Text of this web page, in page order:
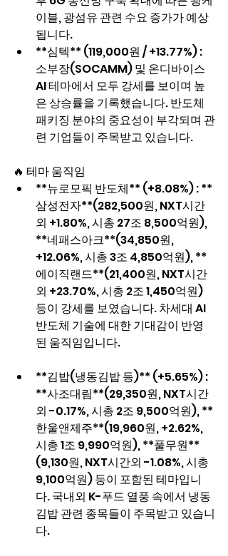
이블, 광섬유 관련 수요 증가가 예상
됩니다.
**심텍** (119,000원 / +13.77%) :
소부장(SOCAMM) 및 온디바이스
AI 테마에서 모두 강세를 보이며 높
은 상승률을 기록했습니다. 반도체
패키징 분야의 중요성이 부각되며 관
련 기업들이 주목받고 있습니다.
🔥 테마 움직임
**뉴로모픽 반도체** (+8.08%) : **
삼성전자**(282,500원, NXT시간
외 +1.80%, 시총 27조 8,500억원),
**네패스아크**(34,850원,
+12.06%, 시총 3조 4,850억원), **
에이직랜드**(21,400원, NXT시간
외 +23.70%, 시총 2조 1,450억원)
등이 강세를 보였습니다. 차세대 AI
반도체 기술에 대한 기대감이 반영
된 움직임입니다.
**김밥(냉동김밥 등)** (+5.65%) :
**사조대림**(29,350원, NXT시간
외 -0.17%, 시총 2조 9,500억원), **
한울앤제주**(19,960원, +2.62%,
시총 1조 9,990억원), **풀무원**
(9,130원, NXT시간외 -1.08%, 시총
9,100억원) 등이 포함된 테마입니
다. 국내외 K-푸드 열풍 속에서 냉동
김밥 관련 종목들이 주목받고 있습니
다.